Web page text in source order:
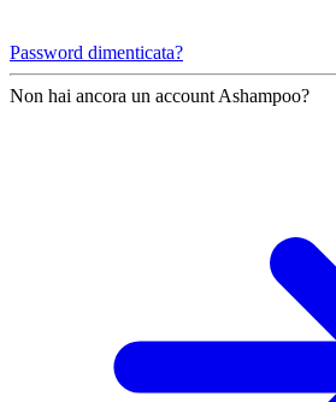
Password dimenticata?
Non hai ancora un account Ashampoo?